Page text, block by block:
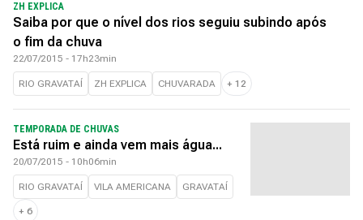
ZH EXPLICA
Saiba por que o nível dos rios seguiu subindo após
o fim da chuva
22/07/2015 - 17h23min
RIO GRAVATAÍ ZH EXPLICA CHUVARADA + 12
TEMPORADA DE CHUVAS
Está ruim e ainda vem mais água...
20/07/2015 - 10h06min
RIO GRAVATAÍ VILA AMERICANA GRAVATAÍ
+ 6